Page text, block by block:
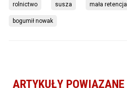
rolnictwo susza mała retencja
bogumił nowak
ARTYKUŁY POWIĄZANE